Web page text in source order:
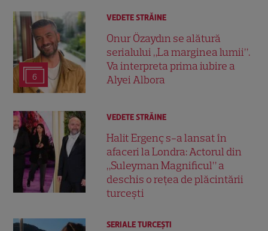
6
VEDETE STRĂINE
Onur Özaydın se alătură
serialului „La marginea lumii”.
Va interpreta prima iubire a
Alyei Albora
VEDETE STRĂINE
Halit Ergenç s-a lansat în
afaceri la Londra: Actorul din
„Suleyman Magnificul” a
deschis o rețea de plăcintării
turcești
SERIALE TURCEŞTI